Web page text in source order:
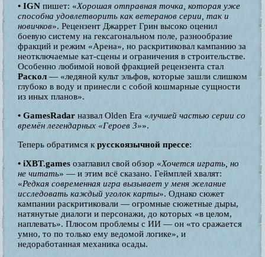
• IGN пишет: «Хорошая отправная точка, которая уже
способна удовлетворить как ветеранов серии, так и
новичков». Рецензент Джаррет Грин высоко оценил
боевую систему на гексагональном поле, разнообразие
фракций и режим «Арена», но раскритиковал кампанию за
неотключаемые кат-сцены и ограничения в строительстве.
Особенно любимой новой фракцией рецензента стал
Раскол — «ледяной культ эльфов, которые зашли слишком
глубоко в воду и принесли с собой кошмарные сущности
из иных планов».
• GamesRadar назвал Olden Era «лучшей частью серии со
времён легендарных «Героев 3»».
Теперь обратимся к русскоязычной прессе:
• iXBT.games озаглавил свой обзор «Хочется играть, но
не читать» — и этим всё сказано. Геймплей хвалят:
«Редкая современная игра вызывает у меня желание
исследовать каждый уголок карты». Однако сюжет
кампании раскритиковали — огромные сюжетные дыры,
натянутые диалоги и персонажи, до которых «в целом,
наплевать». Плюсом проблемы с ИИ — он «то сражается
умно, то по только ему ведомой логике», и
недоработанная механика осады.